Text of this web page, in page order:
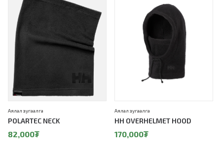
POLARTEC NECK
Аялал зугаалга
82,000₮
HH OVERHELMET HOOD
Аялал зугаалга
170,000₮